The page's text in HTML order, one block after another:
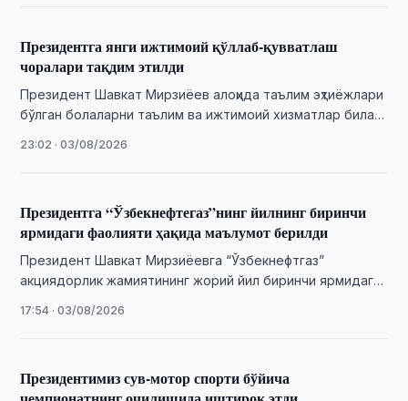
Президентга янги ижтимоий қўллаб-қувватлаш
чоралари тақдим этилди
Президент Шавкат Мирзиёев алоҳида таълим эҳтиёжлари
бўлган болаларни таълим ва ижтимоий хизматлар билан
23:02 · 03/08/2026
Президентга “Ўзбекнефтегаз”нинг йилнинг биринчи
ярмидаги фаолияти ҳақида маълумот берилди
Президент Шавкат Мирзиёевга “Ўзбекнефтгаз”
акциядорлик жамиятининг жорий йил биринчи ярмидаги
юзасидан ҳисобот берилди.
17:54 · 03/08/2026
Президентимиз сув-мотор спорти бўйича